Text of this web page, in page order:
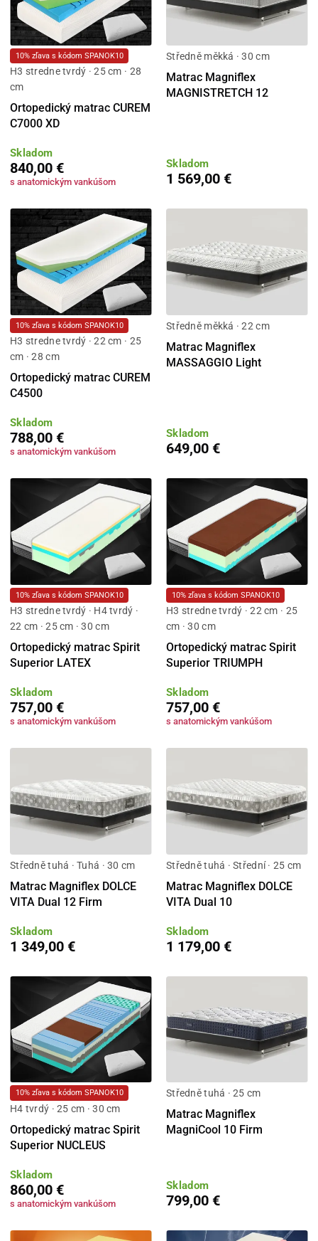
10% zľava s kódom SPANOK10
H3 stredne tvrdý · 25 cm · 28
cm
Ortopedický matrac CUREM
C7000 XD
Skladom
840,00 €
s anatomickým vankúšom
Středně měkká · 30 cm
Matrac Magniflex
MAGNISTRETCH 12
Skladom
1 569,00 €
10% zľava s kódom SPANOK10
H3 stredne tvrdý · 22 cm · 25
cm · 28 cm
Ortopedický matrac CUREM
C4500
Skladom
788,00 €
s anatomickým vankúšom
Středně měkká · 22 cm
Matrac Magniflex
MASSAGGIO Light
Skladom
649,00 €
10% zľava s kódom SPANOK10
H3 stredne tvrdý · H4 tvrdý ·
22 cm · 25 cm · 30 cm
Ortopedický matrac Spirit
Superior LATEX
Skladom
757,00 €
s anatomickým vankúšom
10% zľava s kódom SPANOK10
H3 stredne tvrdý · 22 cm · 25
cm · 30 cm
Ortopedický matrac Spirit
Superior TRIUMPH
Skladom
757,00 €
s anatomickým vankúšom
Středně tuhá · Tuhá · 30 cm
Matrac Magniflex DOLCE
VITA Dual 12 Firm
Skladom
1 349,00 €
Středně tuhá · Střední · 25 cm
Matrac Magniflex DOLCE
VITA Dual 10
Skladom
1 179,00 €
10% zľava s kódom SPANOK10
H4 tvrdý · 25 cm · 30 cm
Ortopedický matrac Spirit
Superior NUCLEUS
Skladom
860,00 €
s anatomickým vankúšom
Středně tuhá · 25 cm
Matrac Magniflex
MagniCool 10 Firm
Skladom
799,00 €